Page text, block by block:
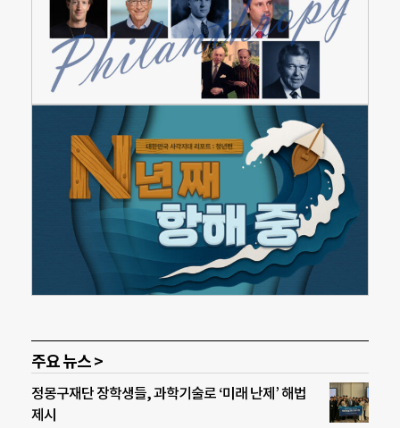
주요 뉴스 >
정몽구재단 장학생들, 과학기술로 ‘미래 난제’ 해법
제시